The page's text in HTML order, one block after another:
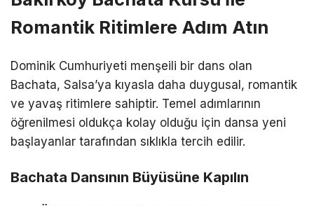
Romantik Ritimlere Adım Atın
Dominik Cumhuriyeti menşeili bir dans olan
Bachata, Salsa’ya kıyasla daha duygusal, romantik
ve yavaş ritimlere sahiptir. Temel adımlarının
öğrenilmesi oldukça kolay olduğu için dansa yeni
başlayanlar tarafından sıklıkla tercih edilir.
Bachata Dansının Büyüsüne Kapılın